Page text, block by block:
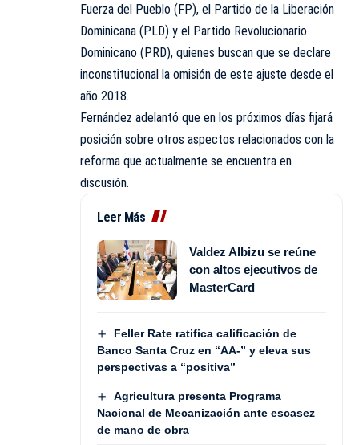
Fuerza del Pueblo (FP), el Partido de la Liberación
Dominicana (PLD) y el Partido Revolucionario
Dominicano (PRD), quienes buscan que se declare
inconstitucional la omisión de este ajuste desde el
año 2018.
Fernández adelantó que en los próximos días fijará
posición sobre otros aspectos relacionados con la
reforma que actualmente se encuentra en
discusión.
Leer Más
Valdez Albizu se reúne
con altos ejecutivos de
MasterCard
Feller Rate ratifica calificación de
Banco Santa Cruz en “AA-” y eleva sus
perspectivas a “positiva”
Agricultura presenta Programa
Nacional de Mecanización ante escasez
de mano de obra